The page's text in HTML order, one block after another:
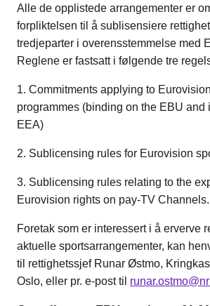
Alle de opplistede arrangementer er
forpliktelsen til å sublisensiere
tredjeparter i overensstemmelse med
Reglene er fastsatt i følgende tre
1. Commitments applying to
programmes (binding on the EBU and
EEA)
2. Sublicensing rules for Eurovision
3. Sublicensing rules relating to the
Eurovision rights on pay-TV Channels.
Foretak som er interessert i å erverve
aktuelle sportsarrangementer, kan
til rettighetssjef Runar Østmo,
Oslo, eller pr. e-post til